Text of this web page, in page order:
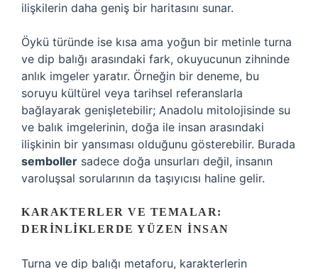
ilişkilerin daha geniş bir haritasını sunar.
Öykü türünde ise kısa ama yoğun bir metinle turna
ve dip balığı arasındaki fark, okuyucunun zihninde
anlık imgeler yaratır. Örneğin bir deneme, bu
soruyu kültürel veya tarihsel referanslarla
bağlayarak genişletebilir; Anadolu mitolojisinde su
ve balık imgelerinin, doğa ile insan arasındaki
ilişkinin bir yansıması olduğunu gösterebilir. Burada
semboller sadece doğa unsurları değil, insanın
varoluşsal sorularının da taşıyıcısı haline gelir.
KARAKTERLER VE TEMALAR:
DERINLIKLERDE YÜZEN İNSAN
Turna ve dip balığı metaforu, karakterlerin